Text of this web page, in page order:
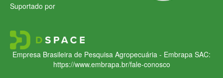
Suportado por
Empresa Brasileira de Pesquisa Agropecuária - Embrapa SAC:
https://www.embrapa.br/fale-conosco